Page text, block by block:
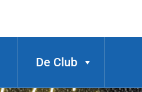
De Club